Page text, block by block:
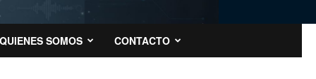
QUIENES SOMOS CONTACTO